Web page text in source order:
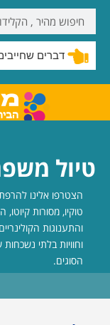
דברים
טיול
הצטרפו אלינו
טוקיו, מסורות
והתענוגות
וחוויות בלתי
הסוגים.